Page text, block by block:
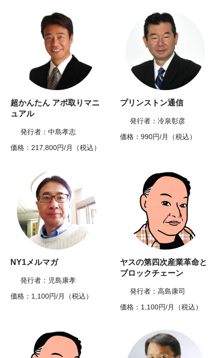
超かんたん アポ取りマニ
ュアル
発行者：中島孝志
価格：217,800円/月（税込）
プリンストン通信
発行者：冷泉彰彦
価格：990円/月（税込）
NY1メルマガ
発行者：児島康孝
価格：1,100円/月（税込）
ヤスの第四次産業革命と
ブロックチェーン
発行者：高島康司
価格：1,100円/月（税込）